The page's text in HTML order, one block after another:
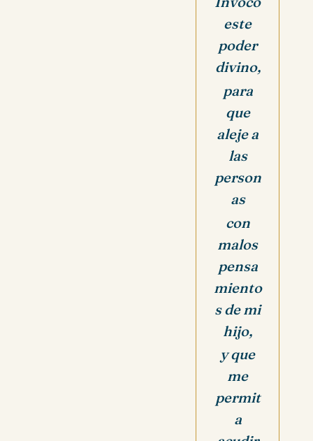
este
poder
divino,
para
que
aleje a
las
person
as
con
malos
pensa
miento
s de mi
hijo,
y que
me
permit
a